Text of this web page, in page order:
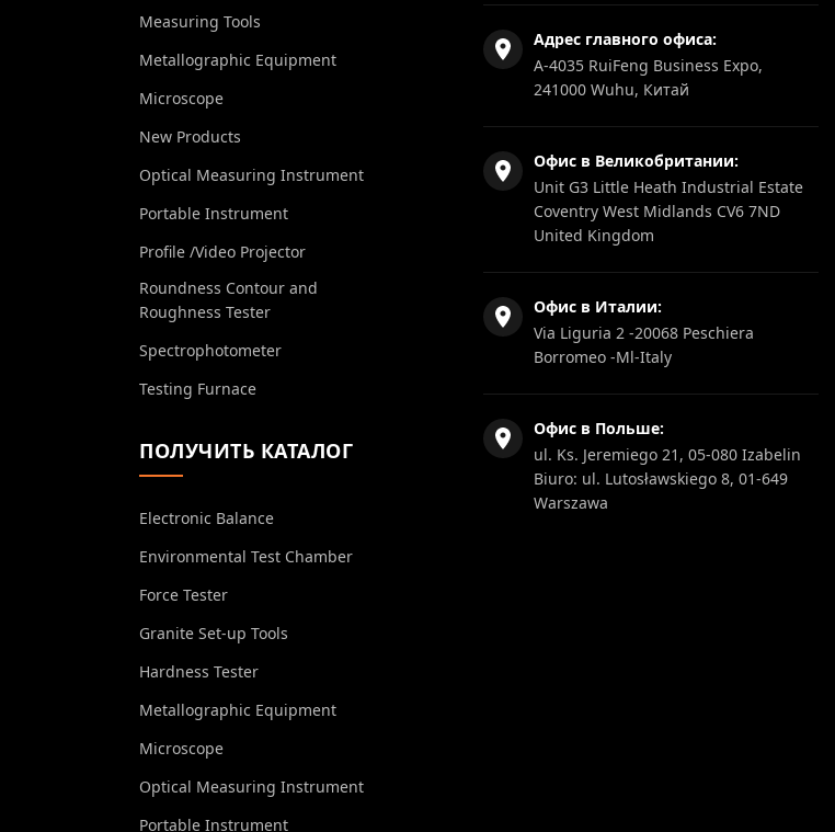
Measuring Tools
Metallographic Equipment
Microscope
New Products
Optical Measuring Instrument
Portable Instrument
Profile /Video Projector
Roundness Contour and
Roughness Tester
Spectrophotometer
Testing Furnace
ПОЛУЧИТЬ КАТАЛОГ
Electronic Balance
Environmental Test Chamber
Force Tester
Granite Set-up Tools
Hardness Tester
Metallographic Equipment
Microscope
Optical Measuring Instrument
Portable Instrument
Адрес главного офиса:
A-4035 RuiFeng Business Expo,
241000 Wuhu, Китай
Офис в Великобритании:
Unit G3 Little Heath Industrial Estate
Coventry West Midlands CV6 7ND
United Kingdom
Офис в Италии:
Via Liguria 2 -20068 Peschiera
Borromeo -Ml-Italy
Офис в Польше:
ul. Ks. Jeremiego 21, 05-080 Izabelin
Biuro: ul. Lutosławskiego 8, 01-649
Warszawa